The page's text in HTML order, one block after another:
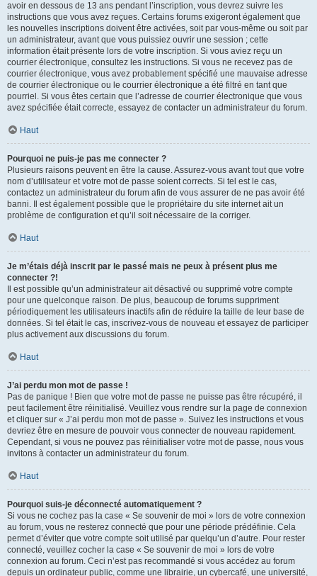
avoir en dessous de 13 ans pendant l’inscription, vous devrez suivre les
instructions que vous avez reçues. Certains forums exigeront également que
les nouvelles inscriptions doivent être activées, soit par vous-même ou soit par
un administrateur, avant que vous puissiez ouvrir une session ; cette
information était présente lors de votre inscription. Si vous aviez reçu un
courrier électronique, consultez les instructions. Si vous ne recevez pas de
courrier électronique, vous avez probablement spécifié une mauvaise adresse
de courrier électronique ou le courrier électronique a été filtré en tant que
pourriel. Si vous êtes certain que l’adresse de courrier électronique que vous
avez spécifiée était correcte, essayez de contacter un administrateur du forum.
Haut
Pourquoi ne puis-je pas me connecter ?
Plusieurs raisons peuvent en être la cause. Assurez-vous avant tout que votre
nom d’utilisateur et votre mot de passe soient corrects. Si tel est le cas,
contactez un administrateur du forum afin de vous assurer de ne pas avoir été
banni. Il est également possible que le propriétaire du site internet ait un
problème de configuration et qu’il soit nécessaire de la corriger.
Haut
Je m’étais déjà inscrit par le passé mais ne peux à présent plus me
connecter ?!
Il est possible qu’un administrateur ait désactivé ou supprimé votre compte
pour une quelconque raison. De plus, beaucoup de forums suppriment
périodiquement les utilisateurs inactifs afin de réduire la taille de leur base de
données. Si tel était le cas, inscrivez-vous de nouveau et essayez de participer
plus activement aux discussions du forum.
Haut
J’ai perdu mon mot de passe !
Pas de panique ! Bien que votre mot de passe ne puisse pas être récupéré, il
peut facilement être réinitialisé. Veuillez vous rendre sur la page de connexion
et cliquer sur « J’ai perdu mon mot de passe ». Suivez les instructions et vous
devriez être en mesure de pouvoir vous connecter de nouveau rapidement.
Cependant, si vous ne pouvez pas réinitialiser votre mot de passe, nous vous
invitons à contacter un administrateur du forum.
Haut
Pourquoi suis-je déconnecté automatiquement ?
Si vous ne cochez pas la case « Se souvenir de moi » lors de votre connexion
au forum, vous ne resterez connecté que pour une période prédéfinie. Cela
permet d’éviter que votre compte soit utilisé par quelqu’un d’autre. Pour rester
connecté, veuillez cocher la case « Se souvenir de moi » lors de votre
connexion au forum. Ceci n’est pas recommandé si vous accédez au forum
depuis un ordinateur public, comme une librairie, un cybercafé, une université,